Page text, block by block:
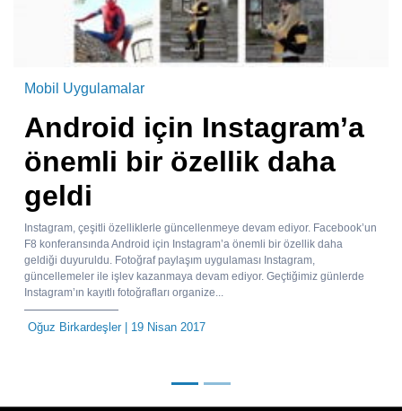
Mobil Uygulamalar
Android için Instagram’a
önemli bir özellik daha
geldi
Instagram, çeşitli özelliklerle güncellenmeye devam ediyor. Facebook’un
F8 konferansında Android için Instagram’a önemli bir özellik daha
geldiği duyuruldu. Fotoğraf paylaşım uygulaması Instagram,
güncellemeler ile işlev kazanmaya devam ediyor. Geçtiğimiz günlerde
Instagram’ın kayıtlı fotoğrafları organize...
Oğuz Birkardeşler| 19 Nisan 2017